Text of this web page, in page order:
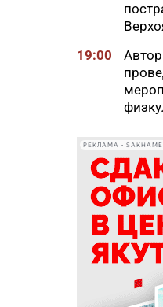
19:00
года:
18:18
ВТБ:
18:16
РЕКЛАМА •